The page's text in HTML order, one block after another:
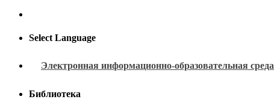
Select Language
Электронная информационно-образовательная среда
Библиотека